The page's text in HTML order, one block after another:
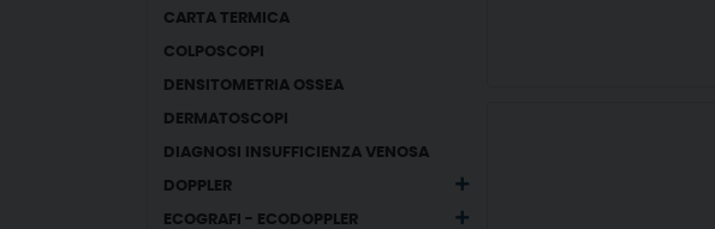
CARTA TERMICA
COLPOSCOPI
DENSITOMETRIA OSSEA
DERMATOSCOPI
DIAGNOSI INSUFFICIENZA VENOSA
DOPPLER
ECOGRAFI - ECODOPPLER